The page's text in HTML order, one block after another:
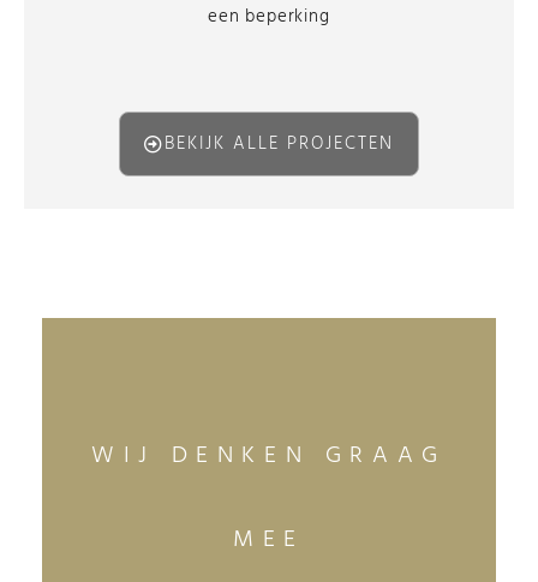
een beperking
BEKIJK ALLE PROJECTEN
WIJ DENKEN GRAAG
MEE